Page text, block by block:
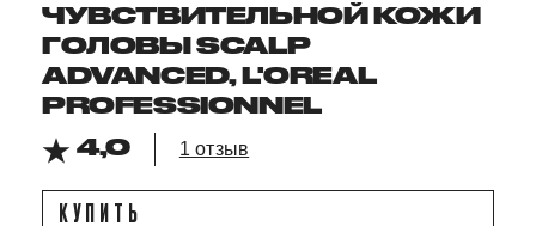
ЧУВСТВИТЕЛЬНОЙ КОЖИ
ГОЛОВЫ SCALP
ADVANCED, L'OREAL
PROFESSIONNEL
4,0
1 отзыв
КУПИТЬ